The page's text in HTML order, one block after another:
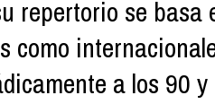
repertorio se basa
como
a los 90